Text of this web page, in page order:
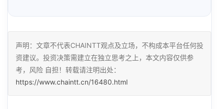
声明：文章不代表CHAINTT观点及立场，不构成本平台任何投
资建议。投资决策需建立在独立思考之上，本文内容仅供参
考，风险 自担！转载请注明出处：
https://www.chaintt.cn/16480.html